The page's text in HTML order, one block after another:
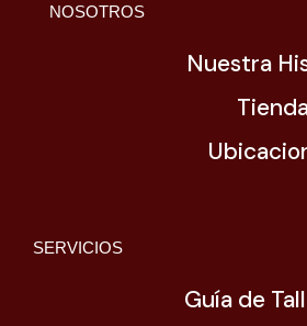
NOSOTROS
Nuestra
SERVICIOS
Guía de